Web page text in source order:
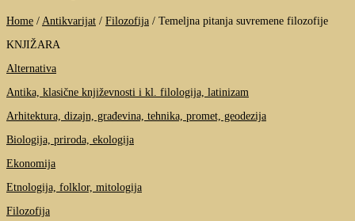
Home / Antikvarijat / Filozofija / Temeljna pitanja suvremene filozofije
KNJIŽARA
Alternativa
Antika, klasične književnosti i kl. filologija, latinizam
Arhitektura, dizajn, građevina, tehnika, promet, geodezija
Biologija, priroda, ekologija
Ekonomija
Etnologija, folklor, mitologija
Filozofija